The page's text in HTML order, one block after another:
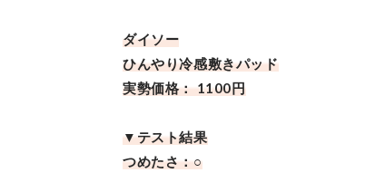
ダイソー
ひんやり冷感敷きパッド
実勢価格： 1100円
▼テスト結果
つめたさ：○